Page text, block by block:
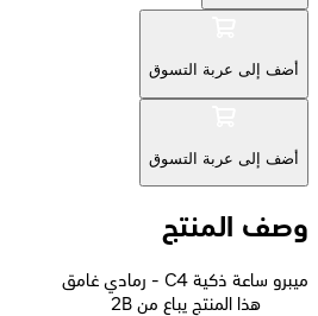
أضف إلى عربة التسوق
أضف إلى عربة التسوق
وصف المنتج
ميبرو ساعة ذكية C4 - رمادي غامق
2B هذا المنتج يباع من